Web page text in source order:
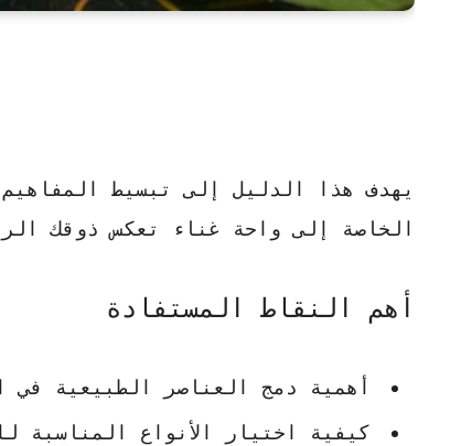
يهدف هذا الدليل إلى تبسيط
الخاصة إلى واحة غناء تعكس ذوقك
أهم النقاط المستفادة
أهمية دمج العناصر الطبيعية في
كيفية اختيار الأنواع المناسبة